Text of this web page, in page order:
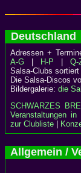
Adressen +
A-G
H-P
Q-
Salsa-Clubs sortiert
Die Salsa-Discos
Bildergalerie: die
SCHWARZES
Veranstaltungen
zur Clubliste
Allgemein /